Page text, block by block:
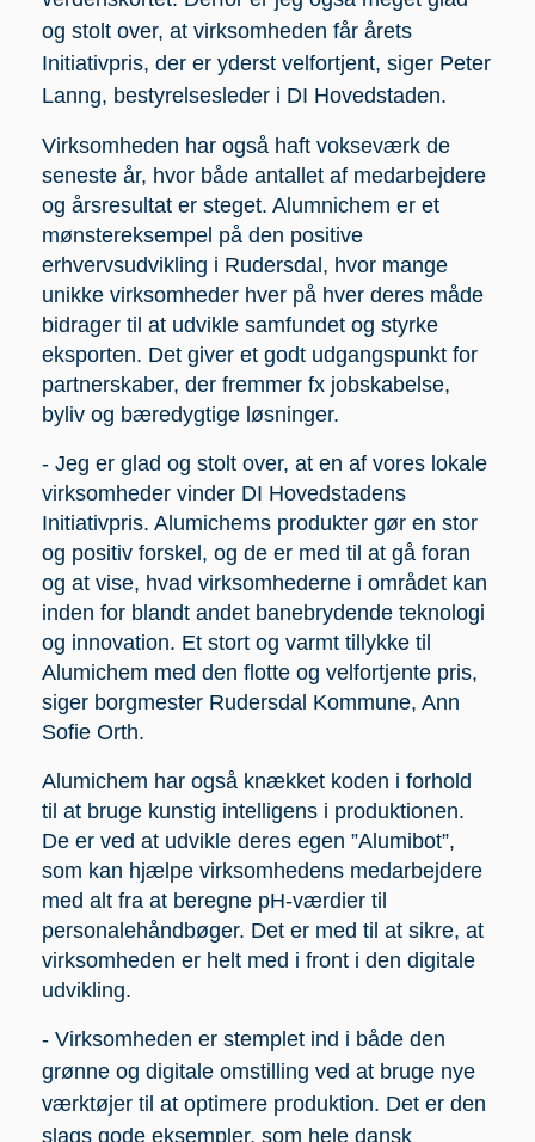
og stolt over, at virksomheden får årets
Initiativpris, der er yderst velfortjent, siger Peter
Lanng, bestyrelsesleder i DI Hovedstaden.
Virksomheden har også haft vokseværk de
seneste år, hvor både antallet af medarbejdere
og årsresultat er steget. Alumnichem er et
mønstereksempel på den positive
erhvervsudvikling i Rudersdal, hvor mange
unikke virksomheder hver på hver deres måde
bidrager til at udvikle samfundet og styrke
eksporten. Det giver et godt udgangspunkt for
partnerskaber, der fremmer fx jobskabelse,
byliv og bæredygtige løsninger.
- Jeg er glad og stolt over, at en af vores lokale
virksomheder vinder DI Hovedstadens
Initiativpris. Alumichems produkter gør en stor
og positiv forskel, og de er med til at gå foran
og at vise, hvad virksomhederne i området kan
inden for blandt andet banebrydende teknologi
og innovation. Et stort og varmt tillykke til
Alumichem med den flotte og velfortjente pris,
siger borgmester Rudersdal Kommune, Ann
Sofie Orth.
Alumichem har også knækket koden i forhold
til at bruge kunstig intelligens i produktionen.
De er ved at udvikle deres egen ”Alumibot”,
som kan hjælpe virksomhedens medarbejdere
med alt fra at beregne pH-værdier til
personalehåndbøger. Det er med til at sikre, at
virksomheden er helt med i front i den digitale
udvikling.
- Virksomheden er stemplet ind i både den
grønne og digitale omstilling ved at bruge nye
værktøjer til at optimere produktion. Det er den
slags gode eksempler, som hele dansk